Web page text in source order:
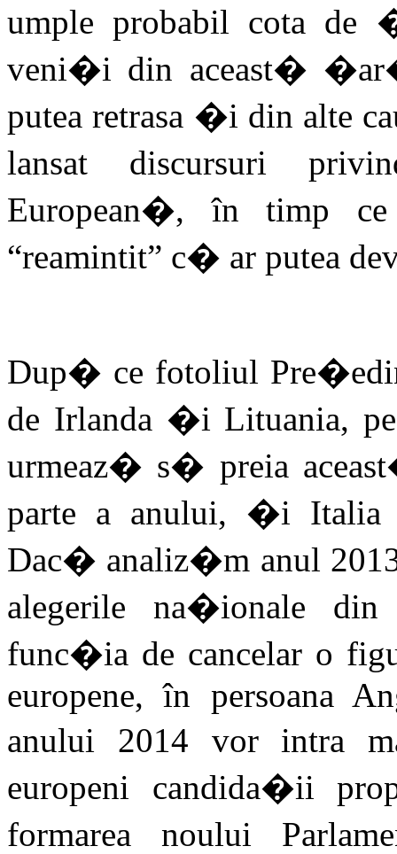
umple probabil cota
veni�i din aceast�
putea retrasa �i din alte
lansat discursuri
European�, în timp
“reamintit” c� ar putea
Dup� ce fotoliul
de Irlanda �i Lituania,
urmeaz� s� preia
parte a anului, �i Italia
Dac� analiz�m anul
alegerile na�ionale din
func�ia de cancelar o
europene, în persoana
anului 2014 vor intra
europeni candida�ii
formarea noului